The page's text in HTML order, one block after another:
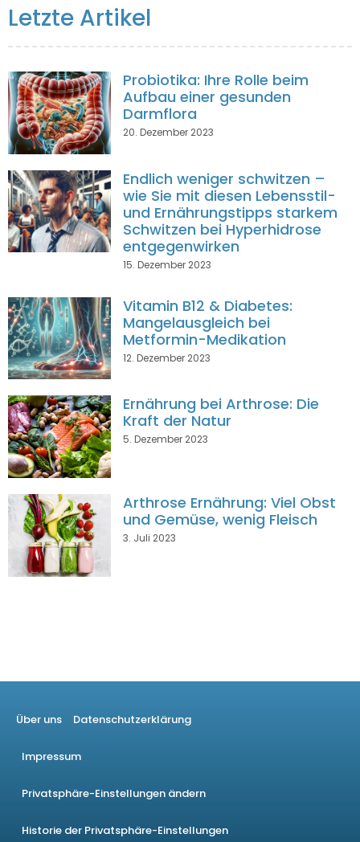
Letzte Artikel
Probiotika: Ihre Rolle beim
Aufbau einer gesunden
Darmflora
20. Dezember 2023
Endlich weniger schwitzen –
wie Sie mit diesen Lebensstil-
und Ernährungstipps starkem
Schwitzen bei Hyperhidrose
entgegenwirken
15. Dezember 2023
Vitamin B12 & Diabetes:
Mangelausgleich bei
Metformin-Medikation
12. Dezember 2023
Ernährung bei Arthrose: Die
Kraft der Natur
5. Dezember 2023
Arthrose Ernährung: Viel Obst
und Gemüse, wenig Fleisch
3. Juli 2023
Über uns Datenschutzerklärung
Impressum
Privatsphäre-Einstellungen ändern
Historie der Privatsphäre-Einstellungen